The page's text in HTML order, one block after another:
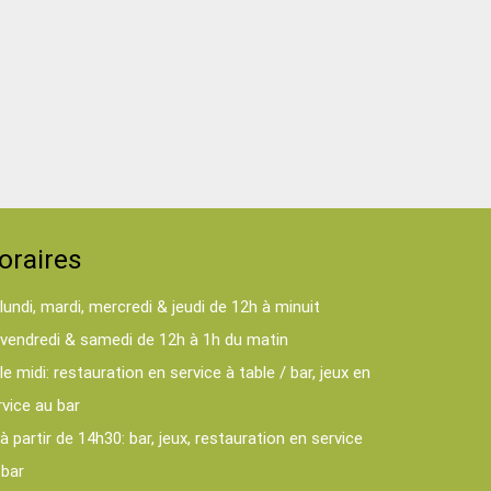
mardi, mercredi & jeudi de 12h à minuit
& samedi de 12h à 1h du matin
midi: restauration en service à table / bar, jeux en
au bar
partir de 14h30: bar, jeux, restauration en service